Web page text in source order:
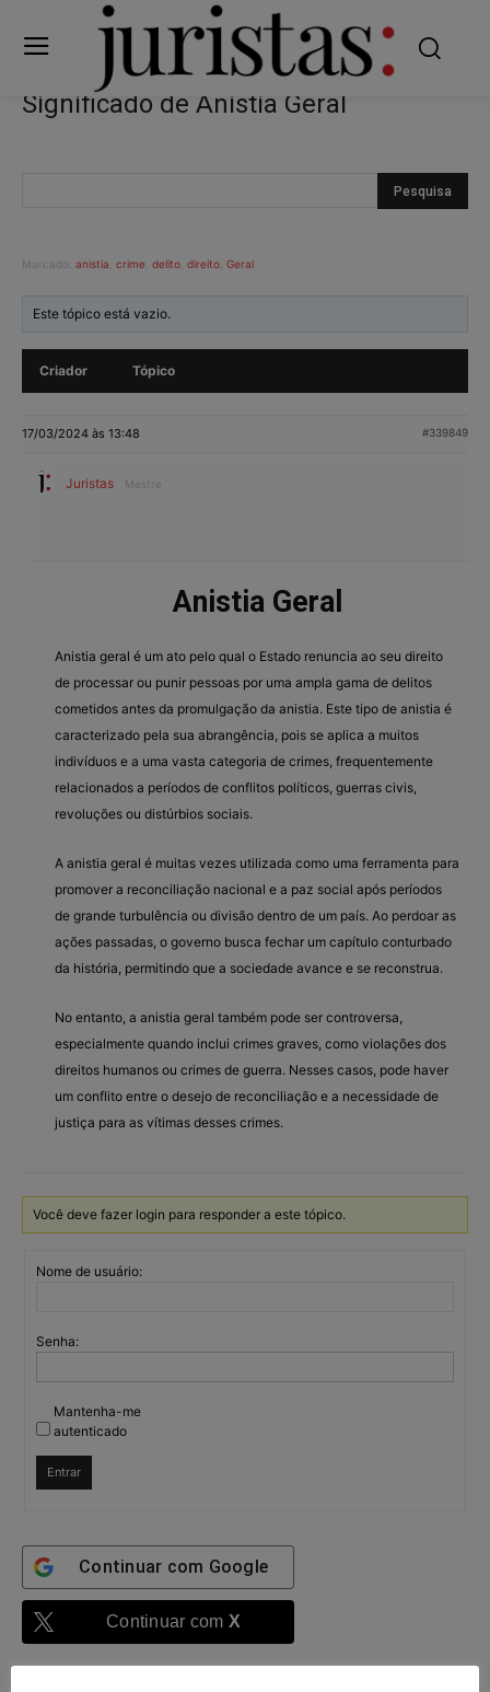
Significado de Anistia Geral
Marcado: anistia crime delito direito Geral
Este tópico está vazio.
Criador Tópico
17/03/2024 às 13:48 #339849
Juristas Mestre
Anistia Geral
Anistia geral é um ato pelo qual o Estado renuncia ao seu direito
de processar ou punir pessoas por uma ampla gama de delitos
cometidos antes da promulgação da anistia. Este tipo de anistia é
caracterizado pela sua abrangência, pois se aplica a muitos
indivíduos e a uma vasta categoria de crimes, frequentemente
relacionados a períodos de conflitos políticos, guerras civis,
revoluções ou distúrbios sociais.
A anistia geral é muitas vezes utilizada como uma ferramenta para
promover a reconciliação nacional e a paz social após períodos
de grande turbulência ou divisão dentro de um país. Ao perdoar as
ações passadas, o governo busca fechar um capítulo conturbado
da história, permitindo que a sociedade avance e se reconstrua.
No entanto, a anistia geral também pode ser controversa,
especialmente quando inclui crimes graves, como violações dos
direitos humanos ou crimes de guerra. Nesses casos, pode haver
um conflito entre o desejo de reconciliação e a necessidade de
justiça para as vítimas desses crimes.
Você deve fazer login para responder a este tópico.
Nome de usuário:
Senha:
Mantenha-me
autenticado
Entrar
Continuar com Google
Continuar com X